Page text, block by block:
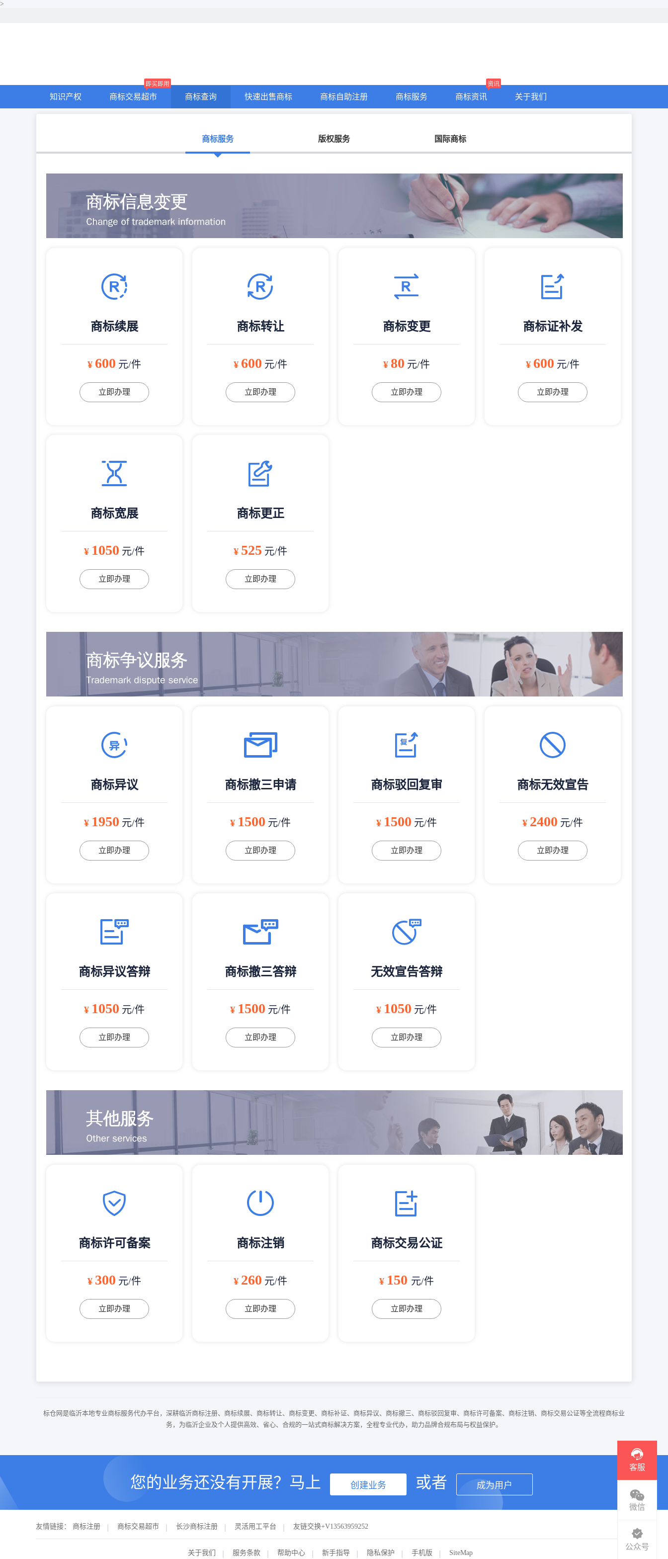
>
知识产权 商标交易超市
即买即用
商标查询 快速出售商标 商标自助注册 商标服务 商标资讯
资讯
关于我们
商标服务 版权服务 国际商标
商标续展
¥ 600 元/件
立即办理
商标转让
¥ 600 元/件
立即办理
商标变更
¥ 80 元/件
立即办理
商标证补发
¥ 600 元/件
立即办理
商标宽展
¥ 1050 元/件
立即办理
商标更正
¥ 525 元/件
立即办理
商标异议
¥ 1950 元/件
立即办理
商标撤三申请
¥ 1500 元/件
立即办理
商标驳回复审
¥ 1500 元/件
立即办理
商标无效宣告
¥ 2400 元/件
立即办理
商标异议答辩
¥ 1050 元/件
立即办理
商标撤三答辩
¥ 1500 元/件
立即办理
无效宣告答辩
¥ 1050 元/件
立即办理
商标许可备案
¥ 300 元/件
立即办理
商标注销
¥ 260 元/件
立即办理
商标交易公证
¥ 150 元/件
立即办理
标仓网是临沂本地专业商标服务代办平台，深耕临沂商标注册、商标续展、商标转让、商标变更、商标补证、商标异议、商标撤三、商标驳回复审、商标许可备案、商标注销、商标交易公证等全流程商标业
务，为临沂企业及个人提供高效、省心、合规的一站式商标解决方案，全程专业代办，助力品牌合规布局与权益保护。
您的业务还没有开展？马上 创建业务 或者 成为用户
友情链接： 商标注册 商标交易超市 长沙商标注册 灵活用工平台 友链交换+V13563959252
关于我们 服务条款 帮助中心 新手指导 隐私保护 手机版 SiteMap
客服
微信
公众号